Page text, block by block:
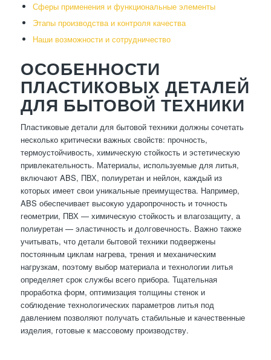
Сферы применения и функциональные элементы
Этапы производства и контроля качества
Наши возможности и сотрудничество
ОСОБЕННОСТИ
ПЛАСТИКОВЫХ ДЕТАЛЕЙ
ДЛЯ БЫТОВОЙ ТЕХНИКИ
Пластиковые детали для бытовой техники должны сочетать
несколько критически важных свойств: прочность,
термоустойчивость, химическую стойкость и эстетическую
привлекательность. Материалы, используемые для литья,
включают ABS, ПВХ, полиуретан и нейлон, каждый из
которых имеет свои уникальные преимущества. Например,
ABS обеспечивает высокую ударопрочность и точность
геометрии, ПВХ — химическую стойкость и влагозащиту, а
полиуретан — эластичность и долговечность. Важно также
учитывать, что детали бытовой техники подвержены
постоянным циклам нагрева, трения и механическим
нагрузкам, поэтому выбор материала и технологии литья
определяет срок службы всего прибора. Тщательная
проработка форм, оптимизация толщины стенок и
соблюдение технологических параметров литья под
давлением позволяют получать стабильные и качественные
изделия, готовые к массовому производству.